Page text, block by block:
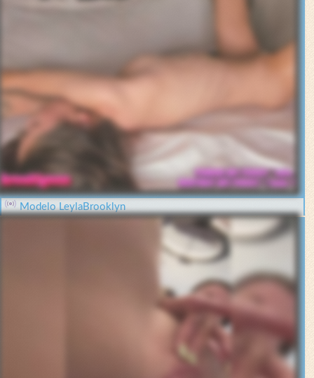
Modelo LeylaBrooklyn